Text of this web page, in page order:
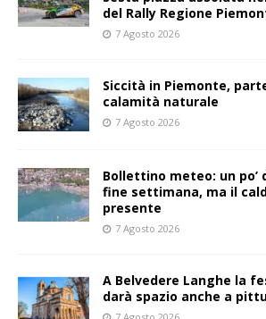
del Rally Regione
7 Agosto 2026
Siccità in Piemonte,
calamità naturale
7 Agosto 2026
Bollettino meteo: un po’
fine settimana, ma il
presente
7 Agosto 2026
A Belvedere Langhe la
darà spazio anche a